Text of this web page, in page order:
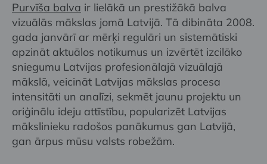
Purvīša balva ir lielākā un prestižākā balva
vizuālās mākslas jomā Latvijā. Tā dibināta 2008.
gada janvārī ar mērķi regulāri un sistemātiski
apzināt aktuālos notikumus un izvērtēt izcilāko
sniegumu Latvijas profesionālajā vizuālajā
mākslā, veicināt Latvijas mākslas procesa
intensitāti un analīzi, sekmēt jaunu projektu un
oriģinālu ideju attīstību, popularizēt Latvijas
mākslinieku radošos panākumus gan Latvijā,
gan ārpus mūsu valsts robežām.